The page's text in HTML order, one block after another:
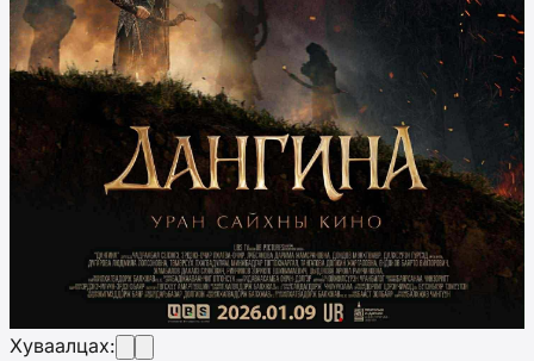
Хуваалцах: